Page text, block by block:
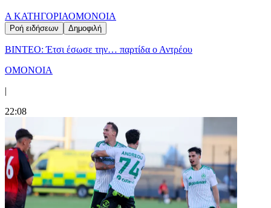
Α ΚΑΤΗΓΟΡΙΑΟΜΟΝΟΙΑ
Ροή ειδήσεων Δημοφιλή
ΒΙΝΤΕΟ: Έτσι έσωσε την… παρτίδα ο Αντρέου
ΟΜΟΝΟΙΑ
|
22:08